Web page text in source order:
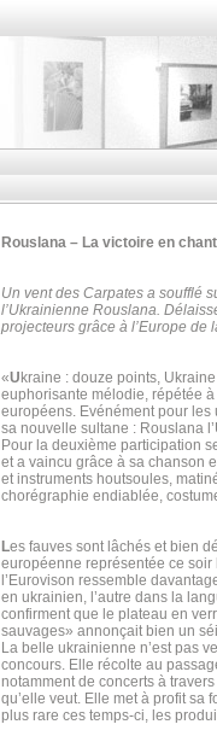
Rouslana – La victoire en
Un vent des Carpates a soufflé
l’Ukrainienne Rouslana.
projecteurs grâce à l’Europe
«U kraine : douze points,
euphorisante mélodie, répétée
européens. Evénément pour les
sa nouvelle sultane : Rouslana
Pour la deuxième participation
et a vaincu grâce à sa chanson
et instruments houtsoules,
chorégraphie endiablée,
Les fauves sont lâchés et bien
européenne représentée ce
l’Eurovison ressemble
en ukrainien, l’autre dans la
confirment que le plateau en
sauvages» annonçait bien un
La belle ukrainienne n’est pas
concours. Elle récolte au
notamment de concerts à
qu’elle veut. Elle met à profit sa
plus rare ces temps-ci, les